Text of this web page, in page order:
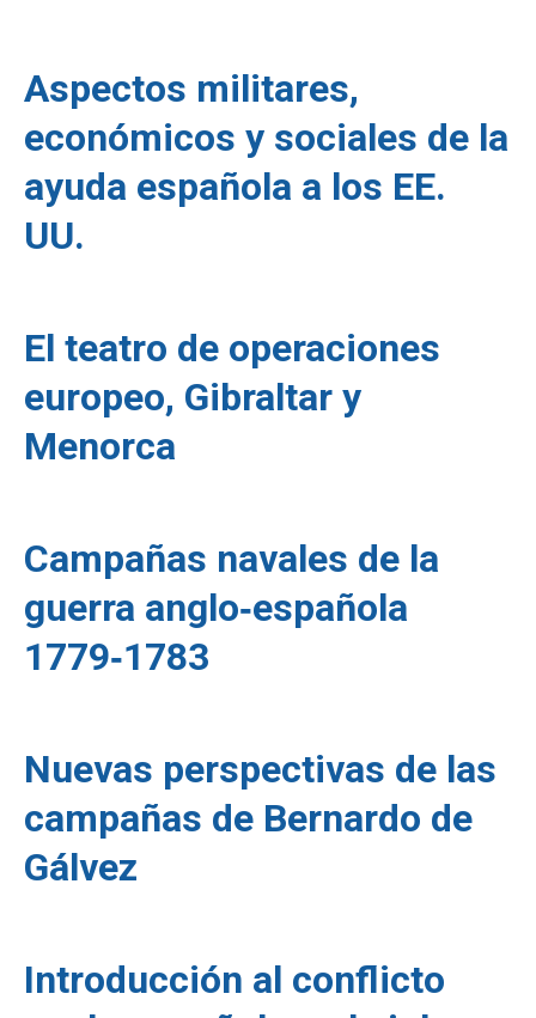
Aspectos militares,
económicos y sociales de la
ayuda española a los EE.
UU.
El teatro de operaciones
europeo, Gibraltar y
Menorca
Campañas navales de la
guerra anglo‑española
1779‑1783
Nuevas perspectivas de las
campañas de Bernardo de
Gálvez
Introducción al conflicto